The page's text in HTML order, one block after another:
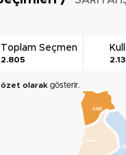
Toplam Seçmen
2.805
özet olarak gösterir.
SAR
AĞA